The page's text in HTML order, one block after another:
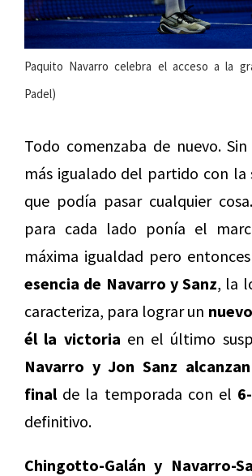
Paquito Navarro celebra el acceso a la
Padel)
Todo comenzaba de nuevo.
más igualado del partido con la
que podía pasar cualquier
para cada lado ponía el
máxima igualdad pero entonces
esencia de Navarro y Sanz, la
caracteriza, para lograr un
él la victoria en el último
Navarro y Jon Sanz
final de la temporada con el
definitivo.
Chingotto-Galán y Navarro-